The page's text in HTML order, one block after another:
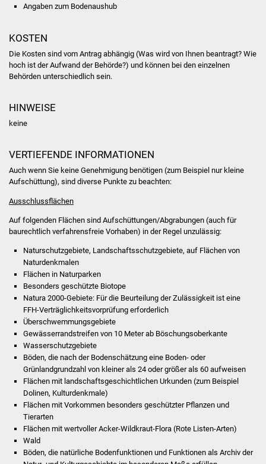
Jugendhaus
Suenergie
Gesundheit und Notfall
Hitzewarnung / UV-
Index
ÖPNV
Bürgerbus (MOBS)
Abfall und Entsorgung
Angaben zum Bodenaushub
KOSTEN
Die Kosten sind vom Antrag abhängig (Was wird von Ihnen beantragt? Wie
hoch ist der Aufwand der Behörde?) und können bei den einzelnen
Behörden unterschiedlich sein.
HINWEISE
keine
VERTIEFENDE INFORMATIONEN
Auch wenn Sie keine Genehmigung benötigen (zum Beispiel nur kleine
Aufschüttung), sind diverse Punkte zu beachten:
Ausschlussflächen
Auf folgenden Flächen sind Aufschüttungen/Abgrabungen (auch für
baurechtlich verfahrensfreie Vorhaben) in der Regel unzulässig:
Naturschutzgebiete, Landschaftsschutzgebiete, auf Flächen von
Naturdenkmalen
Flächen in Naturparken
Besonders geschützte Biotope
Natura 2000-Gebiete: Für die Beurteilung der Zulässigkeit ist eine
FFH-Verträglichkeitsvorprüfung erforderlich
Überschwemmungsgebiete
Gewässerrandstreifen von 10 Meter ab Böschungsoberkante
Wasserschutzgebiete
Böden, die nach der Bodenschätzung eine Boden- oder
Grünlandgrundzahl von kleiner als 24 oder größer als 60 aufweisen
Flächen mit landschaftsgeschichtlichen Urkunden (zum Beispiel
Dolinen, Kulturdenkmale)
Flächen mit Vorkommen besonders geschützter Pflanzen und
Tierarten
Flächen mit wertvoller Acker-Wildkraut-Flora (Rote Listen-Arten)
Wald
Böden, die natürliche Bodenfunktionen und Funktionen als Archiv der